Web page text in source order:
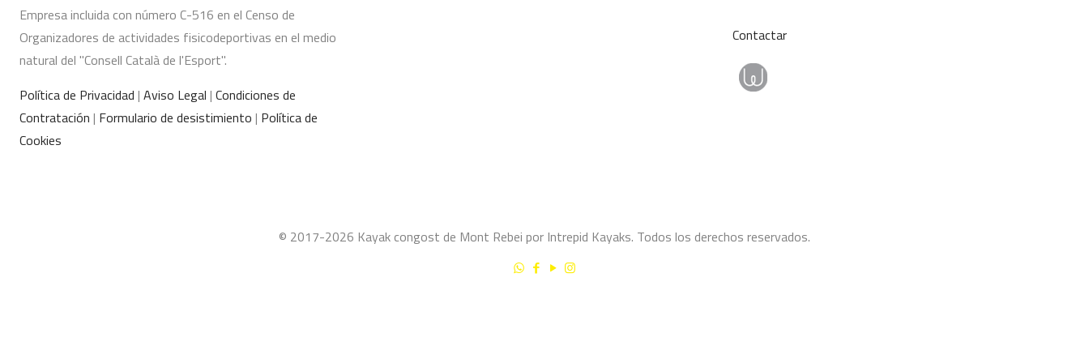
Empresa incluida con número C-516 en el Censo de
Organizadores de actividades fisicodeportivas en el medio
natural del "Consell Català de l'Esport".
Política de Privacidad | Aviso Legal | Condiciones de
Contratación | Formulario de desistimiento | Política de
Cookies
Contactar
© 2017-2026 Kayak congost de Mont Rebei por Intrepid Kayaks. Todos los derechos reservados.